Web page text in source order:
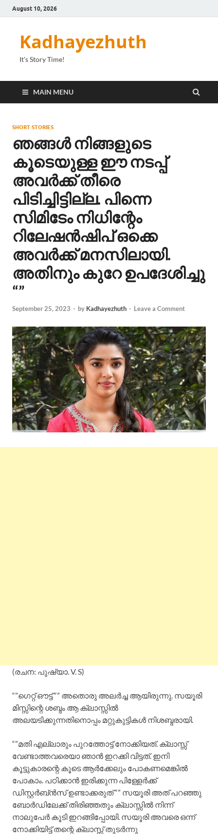
August 10, 2026
Kadhayezhuth
It's Story Time!
MAIN MENU
SHORT STORIES
ഞങ്ങൾ നിങ്ങളുടെ
കൂടെയുള്ള ഈ നടപ്പ്
അവർക്ക് തീരെ
പിടിച്ചിട്ടില്ല. പിന്നെ
സിമിടേം നിധിന്റേം
റിലേഷൻഷിപ് ഒക്കെ
അവർക്ക് മനസിലായി.
അതിനും കുറേ ഉപദേശിച്ചു
“”
September 25, 2023 - by Kadhayezhuth - Leave a Comment
(രചന: പുഷ്യാ. V. S)
“”ഗെറ്റ് ഔട്ട്‌ “” അതൊരു അലർച്ച ആയിരുന്നു. സയൂരി
മിസ്സിന്റെ ശബ്ദം ആ ക്ലാസ്സിൽ
അലയടിക്കുന്നതിനൊപ്പം മറ്റുകുട്ടികൾ നിശബ്ദരായി.
“”മതി എല്ലാരും പുറത്തോട്ട് നോക്കിയത്. ക്ലാസ്സ്‌
വേണ്ടാത്തവരെയാ ഞാൻ ഇറക്കി വിട്ടത്. ഇനി
കൂട്ടുകാരന്റെ കൂടെ ആർക്കേലും പോകണമെങ്കിൽ
പോകാം. പഠിക്കാൻ ഇരിക്കുന്ന പിള്ളേർക്ക്
ഡിസ്റ്റർബ്ൻസ് ഉണ്ടാക്കരുത് “” സയൂരി അത് പറഞ്ഞു
ബോർഡിലേക്ക് തിരിഞ്ഞതും ക്ലാസ്സിൽ നിന്ന്
നാലുപേർ കൂടി ഇറങ്ങിപ്പോയി. സയൂരി അവരെ ഒന്ന്
നോക്കിയിട്ട് തന്റെ ക്ലാസ്സ്‌ തുടർന്നു